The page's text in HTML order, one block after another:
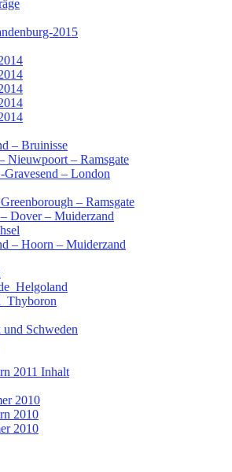
2015
– Bruinisse
Nieuwpoort – Ramsgate
Gravesend – London
– Ramsgate
Dover – Muiderzand
– Hoorn – Muiderzand
und Schweden
2011 Inhalt
2010
2010
2010